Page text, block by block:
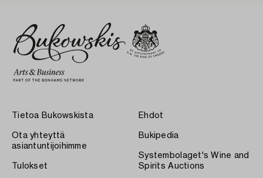
Tietoa Bukowskista
Ota yhteyttä
asiantuntijoihimme
Tulokset
Ehdot
Bukipedia
Systembolaget's Wine and
Spirits Auctions